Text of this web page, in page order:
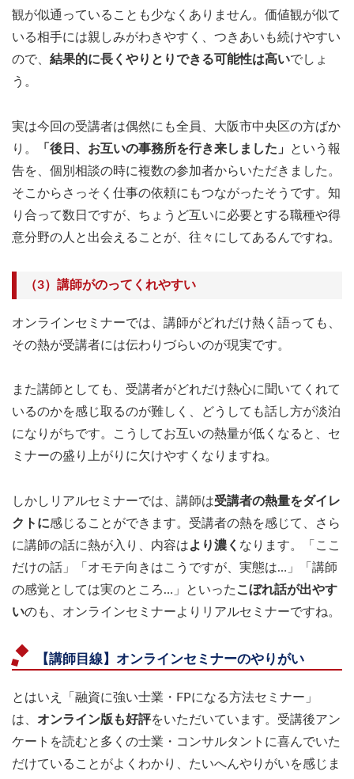
観が似通っていることも少なくありません。価値観が似て
いる相手には親しみがわきやすく、つきあいも続けやすい
ので、 結果的に長くやりとりできる可能性は高いでしょ
う。
実は今回の受講者は偶然にも全員、大阪市中央区の方ばか
り。
「後日、お互いの事務所を行き来しました」
という報
告を、個別相談の時に複数の参加者からいただきました。
そこからさっそく仕事の依頼にもつながったそうです。知
り合って数日ですが、ちょうど互いに必要とする職種や得
意分野の人と出会えることが、往々にしてあるんですね。
（3）講師がのってくれやすい
オンラインセミナーでは、講師がどれだけ熱く語っても、
その熱が受講者には伝わりづらいのが現実です。
また講師としても、受講者がどれだけ熱心に聞いてくれて
いるのかを感じ取るのが難しく、どうしても話し方が淡泊
になりがちです。こうしてお互いの熱量が低くなると、セ
ミナーの盛り上がりに欠けやすくなりますね。
しかしリアルセミナーでは、講師は受講者の熱量をダイレ
クトに感じることができます。受講者の熱を感じて、さら
に講師の話に熱が入り、内容はより濃く なります。「ここ
だけの話」「オモテ向きはこうですが、実態は…」「講師
の感覚としては実のところ…」といった こぼれ話が出やす
いのも、オンラインセミナーよりリアルセミナーですね。
【講師目線】オンラインセミナーのやりがい
とはいえ「融資に強い士業・FPになる方法セミナー」
は、 オンライン版も好評をいただいています。受講後アン
ケートを読むと多くの士業・コンサルタントに喜んでいた
だけていることがよくわかり、たいへんやりがいを感じま